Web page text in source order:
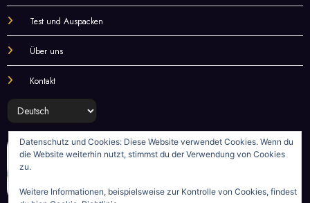
Test und Auspacken
Über uns
Kontakt
Sprache
auswählen
Datenschutz und Cookies: Diese Website verwendet Cookies. Wenn du
die Website weiterhin nutzt, stimmst du der Verwendung von Cookies
zu.
Weitere Informationen, beispielsweise zur Kontrolle von Cookies, findest